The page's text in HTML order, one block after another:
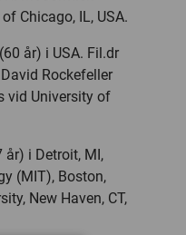
Chicago, IL, USA.
år) i USA. Fil.dr
Rockefeller
vid University of
år) i Detroit, MI,
(MIT), Boston,
New Haven, CT,